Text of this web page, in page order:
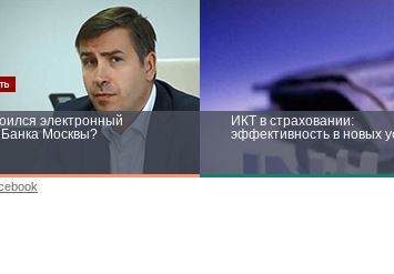
электронный
Москвы?
ИКТ в страховании:
эффективность в новых